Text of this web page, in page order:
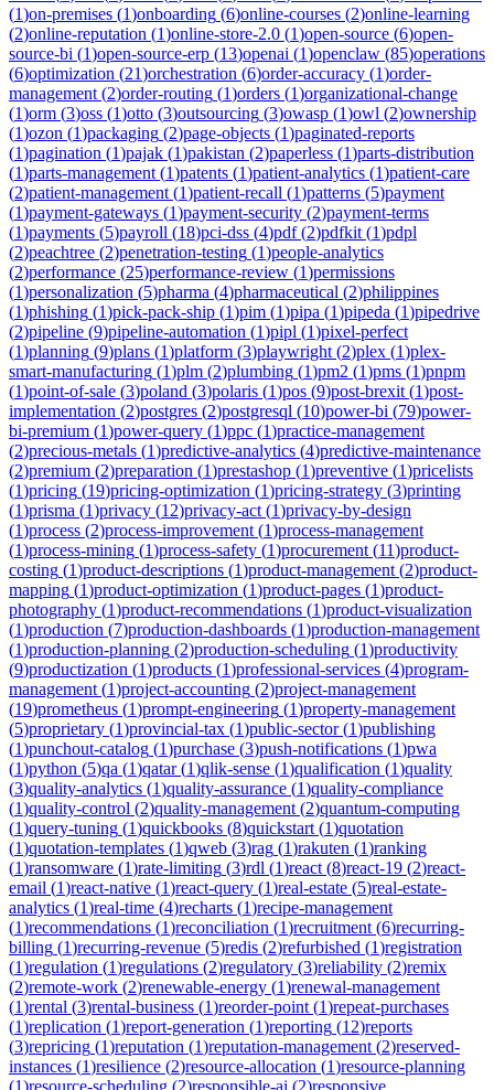
(1)on-premises (1)onboarding (6)online-courses (2)online-learning
(2)online-reputation (1)online-store-2.0 (1)open-source (6)open-
source-bi (1)open-source-erp (13)openai (1)openclaw (85)operations
(6)optimization (21)orchestration (6)order-accuracy (1)order-
management (2)order-routing (1)orders (1)organizational-change
(1)orm (3)oss (1)otto (3)outsourcing (3)owasp (1)owl (2)ownership
(1)ozon (1)packaging (2)page-objects (1)paginated-reports
(1)pagination (1)pajak (1)pakistan (2)paperless (1)parts-distribution
(1)parts-management (1)patents (1)patient-analytics (1)patient-care
(2)patient-management (1)patient-recall (1)patterns (5)payment
(1)payment-gateways (1)payment-security (2)payment-terms
(1)payments (5)payroll (18)pci-dss (4)pdf(2)pdfkit (1)pdpl
(2)peachtree (2)penetration-testing (1)people-analytics
(2)performance (25)performance-review (1)permissions
(1)personalization (5)pharma (4)pharmaceutical (2)philippines
(1)phishing (1)pick-pack-ship (1)pim (1)pipa (1)pipeda (1)pipedrive
(2)pipeline (9)pipeline-automation (1)pipl (1)pixel-perfect
(1)planning (9)plans (1)platform (3)playwright (2)plex (1)plex-
smart-manufacturing (1)plm (2)plumbing (1)pm2 (1)pms (1)pnpm
(1)point-of-sale (3)poland (3)polaris (1)pos (9)post-brexit (1)post-
implementation (2)postgres (2)postgresql (10)power-bi (79)power-
bi-premium (1)power-query (1)ppc (1)practice-management
(2)precious-metals (1)predictive-analytics (4)predictive-maintenance
(2)premium (2)preparation (1)prestashop (1)preventive (1)pricelists
(1)pricing (19)pricing-optimization (1)pricing-strategy (3)printing
(1)prisma (1)privacy (12)privacy-act (1)privacy-by-design
(1)process (2)process-improvement (1)process-management
(1)process-mining (1)process-safety (1)procurement (11)product-
costing (1)product-descriptions (1)product-management (2)product-
mapping (1)product-optimization (1)product-pages (1)product-
photography (1)product-recommendations (1)product-visualization
(1)production (7)production-dashboards (1)production-management
(1)production-planning (2)production-scheduling (1)productivity
(9)productization (1)products (1)professional-services (4)program-
management (1)project-accounting (2)project-management
(19)prometheus (1)prompt-engineering (1)property-management
(5)proprietary (1)provincial-tax (1)public-sector(1)publishing
(1)punchout-catalog (1)purchase (3)push-notifications (1)pwa
(1)python (5)qa (1)qatar(1)qlik-sense (1)qualification (1)quality
(3)quality-analytics (1)quality-assurance (1)quality-compliance
(1)quality-control (2)quality-management (2)quantum-computing
(1)query-tuning (1)quickbooks (8)quickstart (1)quotation
(1)quotation-templates (1)qweb (3)rag (1)rakuten (1)ranking
(1)ransomware (1)rate-limiting (3)rdl (1)react (8)react-19 (2)react-
email (1)react-native (1)react-query (1)real-estate (5)real-estate-
analytics (1)real-time (4)recharts (1)recipe-management
(1)recommendations (1)reconciliation (1)recruitment (6)recurring-
billing (1)recurring-revenue (5)redis (2)refurbished (1)registration
(1)regulation (1)regulations (2)regulatory (3)reliability (2)remix
(2)remote-work (2)renewable-energy (1)renewal-management
(1)rental (3)rental-business (1)reorder-point (1)repeat-purchases
(1)replication (1)report-generation (1)reporting (12)reports
(3)repricing (1)reputation (1)reputation-management (2)reserved-
instances (1)resilience (2)resource-allocation (1)resource-planning
(1)resource-scheduling (2)responsible-ai (2)responsive